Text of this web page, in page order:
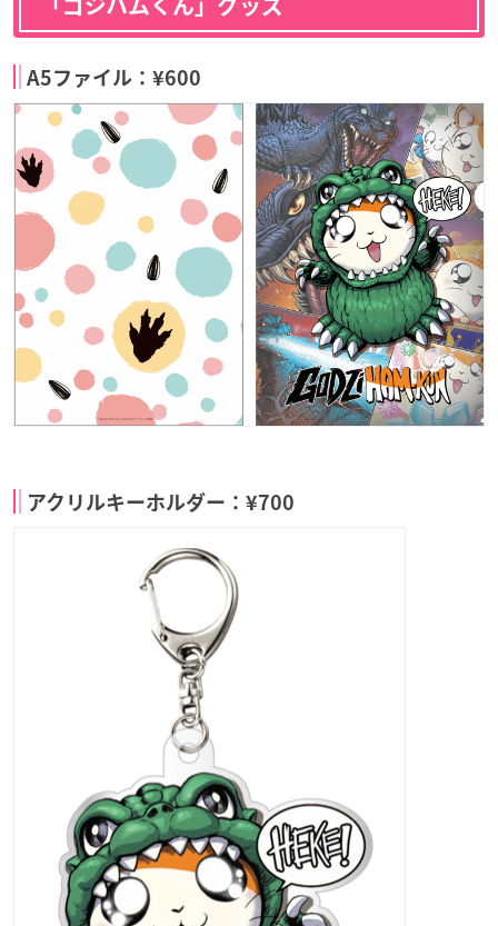
「ゴジハムくん」グッズ
A5ファイル：¥600
アクリルキーホルダー：¥700